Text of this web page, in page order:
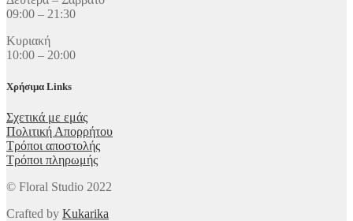
09:00 – 21:30
Κυριακή
10:00 – 20:00
Χρήσιμα Links
Σχετικά με εμάς
Πολιτική Απορρήτου
Τρόποι αποστολής
Τρόποι πληρωμής
© Floral Studio 2022
Crafted by Kukarika